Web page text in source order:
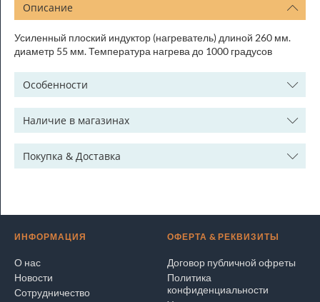
Описание
Усиленный плоский индуктор (нагреватель) длиной 260 мм.
диаметр 55 мм. Температура нагрева до 1000 градусов
Особенности
Наличие в магазинах
Покупка & Доставка
ИНФОРМАЦИЯ
О нас
Новости
Сотрудничество
ОФЕРТА & РЕКВИЗИТЫ
Договор публичной офреты
Политика
конфиденциальности